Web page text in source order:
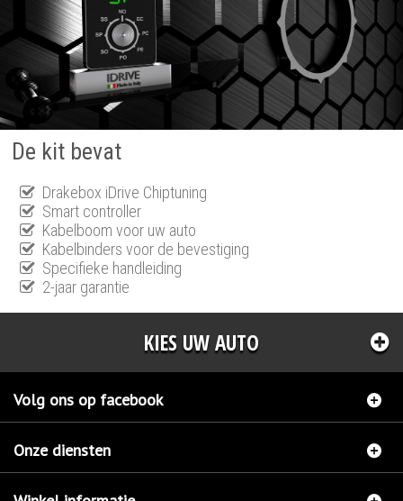
De kit bevat
Drakebox iDrive Chiptuning
Smart controller
Kabelboom voor uw auto
Kabelbinders voor de bevestiging
Specifieke handleiding
2-jaar garantie
KIES UW AUTO
Volg ons op facebook
Onze diensten